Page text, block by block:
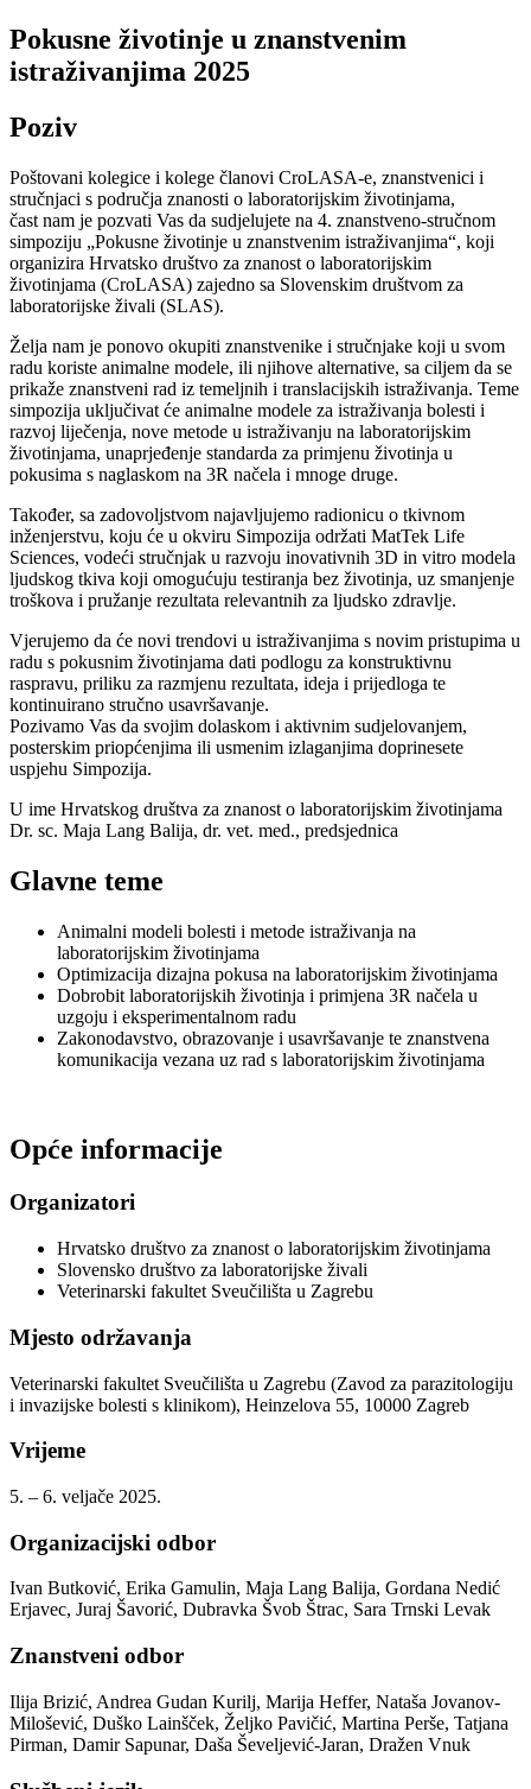
Pokusne životinje u znanstvenim
istraživanjima 2025
Poziv
Poštovani kolegice i kolege članovi CroLASA-e, znanstvenici i
stručnjaci s područja znanosti o laboratorijskim životinjama,
čast nam je pozvati Vas da sudjelujete na 4. znanstveno-stručnom
simpoziju „Pokusne životinje u znanstvenim istraživanjima“, koji
organizira Hrvatsko društvo za znanost o laboratorijskim
životinjama (CroLASA) zajedno sa Slovenskim društvom za
laboratorijske živali (SLAS).
Želja nam je ponovo okupiti znanstvenike i stručnjake koji u svom
radu koriste animalne modele, ili njihove alternative, sa ciljem da se
prikaže znanstveni rad iz temeljnih i translacijskih istraživanja. Teme
simpozija uključivat će animalne modele za istraživanja bolesti i
razvoj liječenja, nove metode u istraživanju na laboratorijskim
životinjama, unaprjeđenje standarda za primjenu životinja u
pokusima s naglaskom na 3R načela i mnoge druge.
Također, sa zadovoljstvom najavljujemo radionicu o tkivnom
inženjerstvu, koju će u okviru Simpozija održati MatTek Life
Sciences, vodeći stručnjak u razvoju inovativnih 3D in vitro modela
ljudskog tkiva koji omogućuju testiranja bez životinja, uz smanjenje
troškova i pružanje rezultata relevantnih za ljudsko zdravlje.
Vjerujemo da će novi trendovi u istraživanjima s novim pristupima u
radu s pokusnim životinjama dati podlogu za konstruktivnu
raspravu, priliku za razmjenu rezultata, ideja i prijedloga te
kontinuirano stručno usavršavanje.
Pozivamo Vas da svojim dolaskom i aktivnim sudjelovanjem,
posterskim priopćenjima ili usmenim izlaganjima doprinesete
uspjehu Simpozija.
U ime Hrvatskog društva za znanost o laboratorijskim životinjama
Dr. sc. Maja Lang Balija, dr. vet. med., predsjednica
Glavne teme
Animalni modeli bolesti i metode istraživanja na
laboratorijskim životinjama
Optimizacija dizajna pokusa na laboratorijskim životinjama
Dobrobit laboratorijskih životinja i primjena 3R načela u
uzgoju i eksperimentalnom radu
Zakonodavstvo, obrazovanje i usavršavanje te znanstvena
komunikacija vezana uz rad s laboratorijskim životinjama
Opće informacije
Organizatori
Hrvatsko društvo za znanost o laboratorijskim životinjama
Slovensko društvo za laboratorijske živali
Veterinarski fakultet Sveučilišta u Zagrebu
Mjesto održavanja
Veterinarski fakultet Sveučilišta u Zagrebu (Zavod za parazitologiju
i invazijske bolesti s klinikom), Heinzelova 55, 10000 Zagreb
Vrijeme
5. – 6. veljače 2025.
Organizacijski odbor
Ivan Butković, Erika Gamulin, Maja Lang Balija, Gordana Nedić
Erjavec, Juraj Šavorić, Dubravka Švob Štrac, Sara Trnski Levak
Znanstveni odbor
Ilija Brizić, Andrea Gudan Kurilj, Marija Heffer, Nataša Jovanov-
Milošević, Duško Lainšček, Željko Pavičić, Martina Perše, Tatjana
Pirman, Damir Sapunar, Daša Ševeljević-Jaran, Dražen Vnuk